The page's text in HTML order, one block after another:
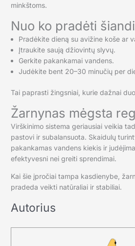
minkštoms.
Nuo ko pradėti
Pradėkite dieną su avižine koše ar
Įtraukite saują džiovintų slyvų.
Gerkite pakankamai vandens.
Judėkite bent 20–30 minučių per
Tai paprasti žingsniai, kurie dažnai
Žarnynas mėgsta
Virškinimo sistema geriausiai veikia
pastovi ir subalansuota. Skaidulų
pakankamas vandens kiekis ir
efektyvesni nei greiti sprendimai.
Kai šie įpročiai tampa kasdienybe,
pradeda veikti natūraliai ir stabiliai.
Autorius